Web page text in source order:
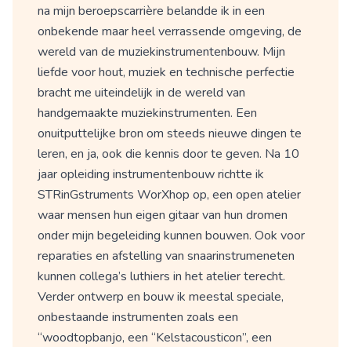
na mijn beroepscarrière belandde ik in een
onbekende maar heel verrassende omgeving, de
wereld van de muziekinstrumentenbouw. Mijn
liefde voor hout, muziek en technische perfectie
bracht me uiteindelijk in de wereld van
handgemaakte muziekinstrumenten. Een
onuitputtelijke bron om steeds nieuwe dingen te
leren, en ja, ook die kennis door te geven. Na 10
jaar opleiding instrumentenbouw richtte ik
STRinGstruments WorXhop op, een open atelier
waar mensen hun eigen gitaar van hun dromen
onder mijn begeleiding kunnen bouwen. Ook voor
reparaties en afstelling van snaarinstrumeneten
kunnen collega’s luthiers in het atelier terecht.
Verder ontwerp en bouw ik meestal speciale,
onbestaande instrumenten zoals een
“woodtopbanjo, een “Kelstacousticon”, een